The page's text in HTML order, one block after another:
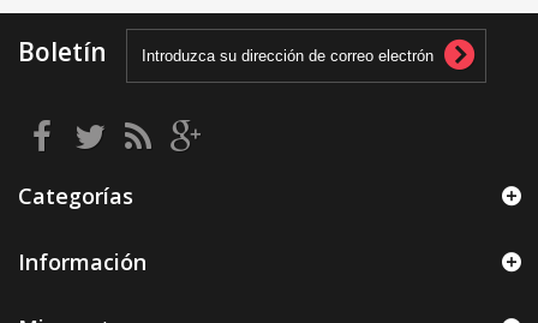
Boletín
Categorías
Información